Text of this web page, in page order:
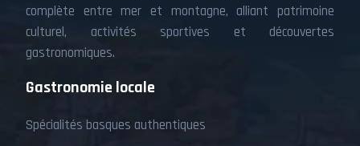
complète entre mer et montagne, alliant patrimoine
culturel, activités sportives et découvertes
gastronomiques.
Gastronomie locale
Spécialités basques authentiques